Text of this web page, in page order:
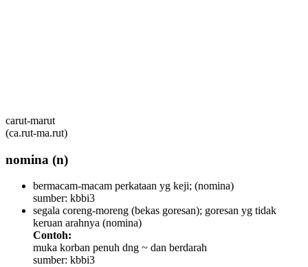
carut-marut
(ca.rut-ma.rut)
nomina (n)
bermacam-macam perkataan yg keji; (nomina)
sumber: kbbi3
segala coreng-moreng (bekas goresan); goresan yg tidak
keruan arahnya (nomina)
Contoh:
muka korban penuh dng ~ dan berdarah
sumber: kbbi3